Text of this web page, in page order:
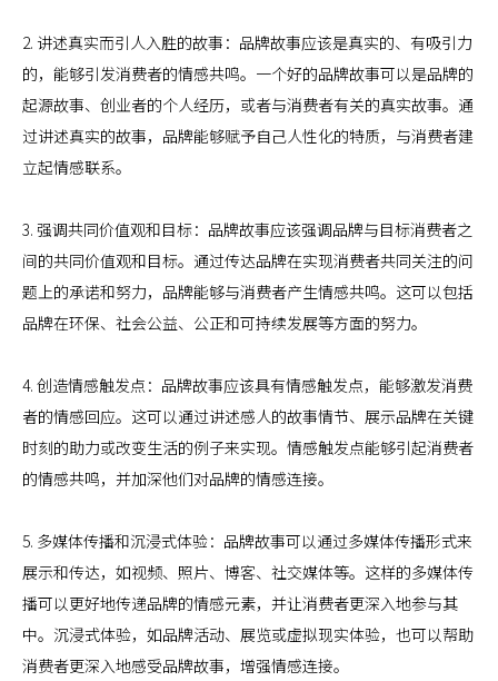
2. 讲述真实而引人入胜的故事：品牌故事应该是真实的、有吸引力
的，能够引发消费者的情感共鸣。一个好的品牌故事可以是品牌的
起源故事、创业者的个人经历，或者与消费者有关的真实故事。通
过讲述真实的故事，品牌能够赋予自己人性化的特质，与消费者建
立起情感联系。
3. 强调共同价值观和目标：品牌故事应该强调品牌与目标消费者之
间的共同价值观和目标。通过传达品牌在实现消费者共同关注的问
题上的承诺和努力，品牌能够与消费者产生情感共鸣。这可以包括
品牌在环保、社会公益、公正和可持续发展等方面的努力。
4. 创造情感触发点：品牌故事应该具有情感触发点，能够激发消费
者的情感回应。这可以通过讲述感人的故事情节、展示品牌在关键
时刻的助力或改变生活的例子来实现。情感触发点能够引起消费者
的情感共鸣，并加深他们对品牌的情感连接。
5. 多媒体传播和沉浸式体验：品牌故事可以通过多媒体传播形式来
展示和传达，如视频、照片、博客、社交媒体等。这样的多媒体传
播可以更好地传递品牌的情感元素，并让消费者更深入地参与其
中。沉浸式体验，如品牌活动、展览或虚拟现实体验，也可以帮助
消费者更深入地感受品牌故事，增强情感连接。